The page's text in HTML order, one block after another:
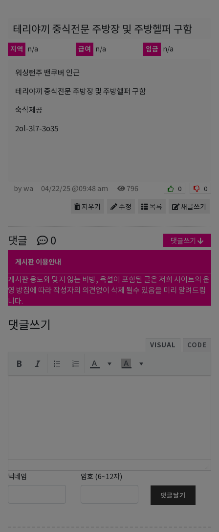
테리야끼 중식전문 주방장 및 주방헬퍼 구함
지역 n/a 급여 n/a 임금 n/a
워싱턴주 밴쿠버 인근
테리야끼 중식전문 주방장 및 주방헬퍼 구함
숙식제공
2ol-3l7-3o35
by wa 04/22/25 @09:48 am 796 0 0
새글쓰기
목록
수정
지우기
댓글 0 댓글쓰기
게시판 이용안내
게시판 용도와 맞지 않는 비방, 욕설이 포함된 글은 저희 사이트의 운
영 방침에 따라 작성자의 의견없이 삭제 될수 있음을 미리 알려드립
니다.
댓글쓰기
VISUAL CODE
닉네임 암호 (6~12자)
댓글달기